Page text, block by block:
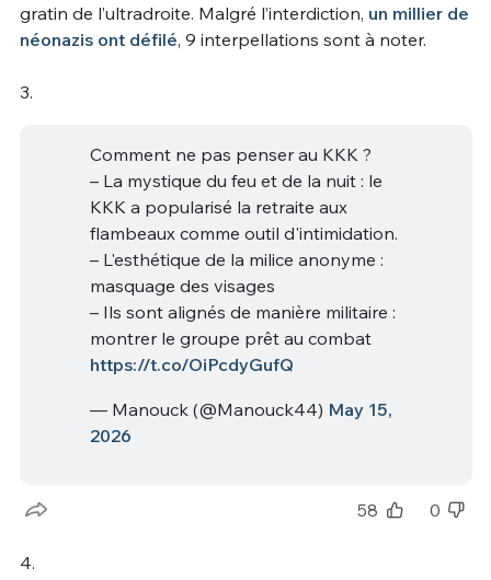
gratin de l’ultradroite. Malgré l’interdiction, un millier de
néonazis ont défilé, 9 interpellations sont à noter.
3.
Comment ne pas penser au KKK ?
– La mystique du feu et de la nuit : le
KKK a popularisé la retraite aux
flambeaux comme outil d'intimidation.
– L'esthétique de la milice anonyme :
masquage des visages
– Ils sont alignés de manière militaire :
montrer le groupe prêt au combat
https://t.co/OiPcdyGufQ
— Manouck (@Manouck44) May 15,
2026
58 0
4.